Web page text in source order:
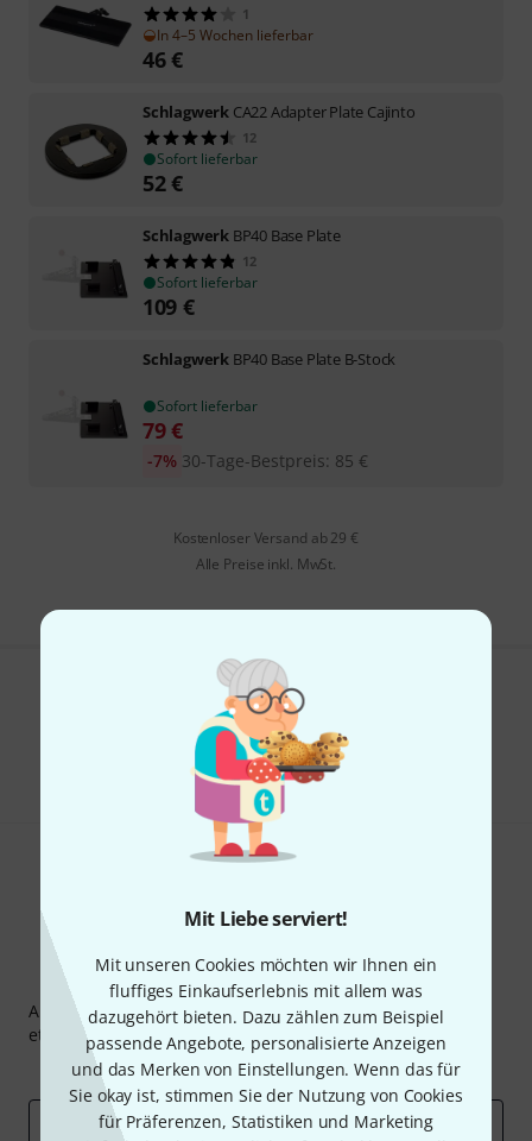
Mit Liebe serviert!
Mit unseren Cookies möchten wir Ihnen ein
fluffiges Einkaufserlebnis mit allem was
dazugehört bieten. Dazu zählen zum Beispiel
passende Angebote, personalisierte Anzeigen
und das Merken von Einstellungen. Wenn das für
Sie okay ist, stimmen Sie der Nutzung von Cookies
für Präferenzen, Statistiken und Marketing
1
In 4–5 Wochen lieferbar
46€
Schlagwerk CA22 Adapter Plate Cajinto
12
Sofort lieferbar
52€
Schlagwerk BP40 Base Plate
12
Sofort lieferbar
109 €
Schlagwerk BP40 Base Plate B-Stock
Sofort lieferbar
79€
30-Tage-Bestpreis: 85 €
-7%
Kostenloser Versand ab 29 €
Alle Preise inkl. MwSt.
Gefällt Ihnen, was Sie sehen?
Teilen Hilfe & Feedback
Thomann Newsletter
Abonniere den Thomann Newsletter und gewinne mit
etwas Glück einen von50 Gutscheinenüber jeweils
Inspirierende Beiträge
Deals Thomann Insights
E-Mail-Adresse*